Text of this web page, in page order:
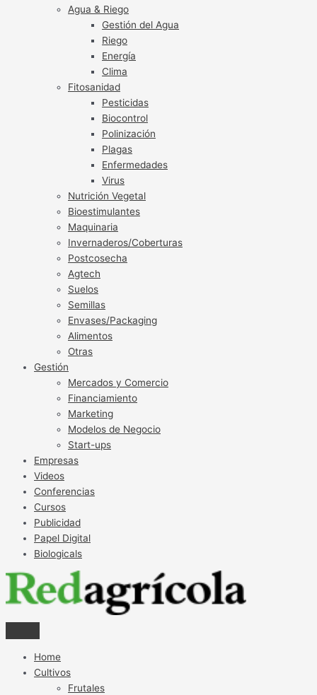
Agua & Riego
Gestión del Agua
Riego
Energía
Clima
Fitosanidad
Pesticidas
Biocontrol
Polinización
Plagas
Enfermedades
Virus
Nutrición Vegetal
Bioestimulantes
Maquinaria
Invernaderos/Coberturas
Postcosecha
Agtech
Suelos
Semillas
Envases/Packaging
Alimentos
Otras
Gestión
Mercados y Comercio
Financiamiento
Marketing
Modelos de Negocio
Start-ups
Empresas
Videos
Conferencias
Cursos
Publicidad
Papel Digital
Biologicals
Home
Cultivos
Frutales